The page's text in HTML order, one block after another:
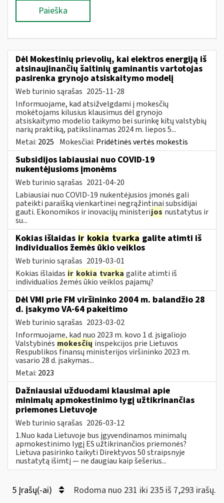
Paieška
Dėl Mokestinių prievolių, kai elektros energiją iš
atsinaujinančių šaltinių gaminantis vartotojas
pasirenka grynojo atsiskaitymo modelį
Web turinio sąrašas 2025-11-28
Informuojame, kad atsižvelgdami į mokesčių
mokėtojams kilusius klausimus dėl grynojo
atsiskaitymo modelio taikymo bei surinkę kitų valstybių
narių praktiką, patikslinamas 2024 m. liepos 5...
Metai: 2025 Mokesčiai: Pridėtinės vertės mokestis
Subsidijos labiausiai nuo COVID-19
nukentėjusioms įmonėms
Web turinio sąrašas 2021-04-20
Labiausiai nuo COVID-19 nukentėjusios įmonės gali
pateikti paraišką vienkartinei negrąžintinai subsidijai
gauti. Ekonomikos ir inovacijų ministerijos nustatytus ir
su...
Kokias išlaidas ir kokia tvarka galite atimti iš
individualios žemės ūkio veiklos
Web turinio sąrašas 2019-03-01
Kokias išlaidas ir kokia tvarka galite atimti iš
individualios žemės ūkio veiklos pajamų?
Dėl VMI prie FM viršininko 2004 m. balandžio 28
d. įsakymo VA-64 pakeitimo
Web turinio sąrašas 2023-03-02
Informuojame, kad nuo 2023 m. kovo 1 d. įsigaliojo
Valstybinės mokesčių inspekcijos prie Lietuvos
Respublikos finansų ministerijos viršininko 2023 m.
vasario 28 d. įsakymas...
Metai: 2023
Dažniausiai užduodami klausimai apie
minimalų apmokestinimo lygį užtikrinančias
priemones Lietuvoje
Web turinio sąrašas 2026-03-12
1.Nuo kada Lietuvoje bus įgyvendinamos minimalų
apmokestinimo lygį ES užtikrinančios priemonės?
Lietuva pasirinko taikyti Direktyvos 50 straipsnyje
nustatytą išimtį — ne daugiau kaip šešerius...
5 Įrašų(-ai) Rodoma nuo 231 iki 235 iš 7,293 irašų.